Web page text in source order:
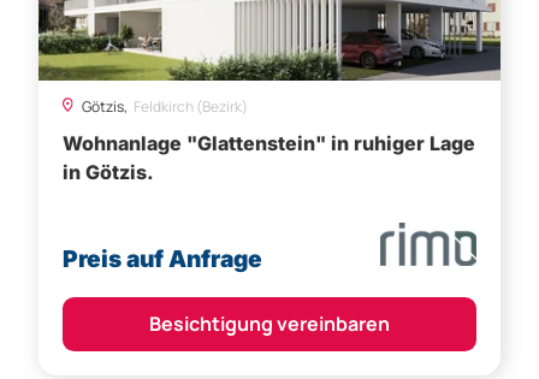
Götzis, Feldkirch (Bezirk)
Wohnanlage "Glattenstein" in ruhiger Lage
in Götzis.
Preis auf Anfrage
Besichtigung vereinbaren